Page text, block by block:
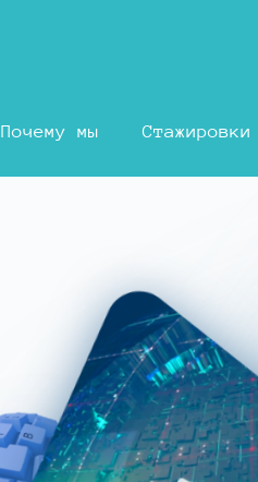
Почему мы Стажировки